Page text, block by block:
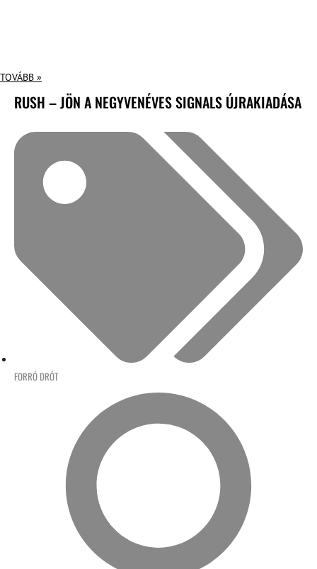
TOVÁBB »
RUSH – JÖN A NEGYVENÉVES SIGNALS ÚJRAKIADÁSA
FORRÓ DRÓT